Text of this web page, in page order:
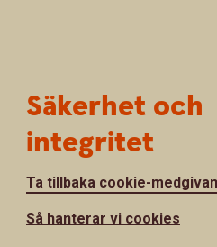
Säkerhet och
integritet
Ta tillbaka cookie-
Så hanterar vi cookies